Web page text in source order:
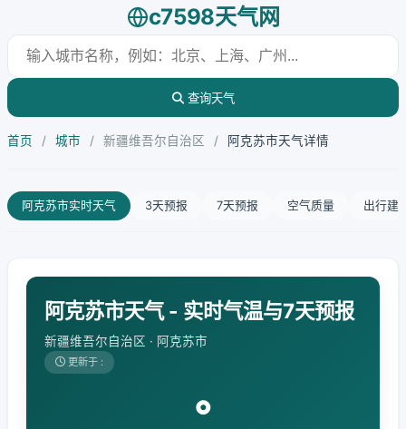
c7598天气网
查询天气
首页 / 城市 / 新疆维吾尔自治区 / 阿克苏市天气详情
阿克苏市实时天气 3天预报 7天预报 空气质量 出行建
阿克苏市天气 - 实时气温与7天预报
新疆维吾尔自治区 · 阿克苏市
更新于 :
°